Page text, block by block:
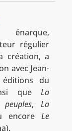
énarque,
régulier
création, a
avec Jean-
du
queLa
,La
encoreLe